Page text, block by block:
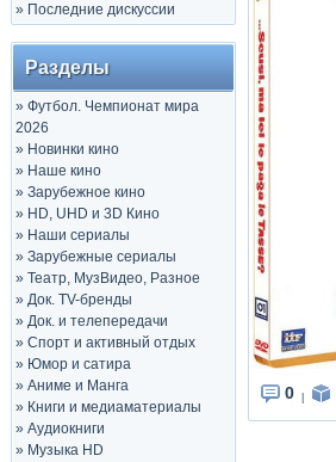
» Последние дискуссии
Разделы
» Футбол. Чемпионат мира
2026
» Новинки кино
» Наше кино
» Зарубежное кино
» HD, UHD и 3D Кино
» Наши сериалы
» Зарубежные сериалы
» Театр, МузВидео, Разное
» Док. TV-бренды
» Док. и телепередачи
» Спорт и активный отдых
» Юмор и сатира
» Аниме и Манга
» Книги и медиаматериалы
» Аудиокниги
» Музыка HD
0